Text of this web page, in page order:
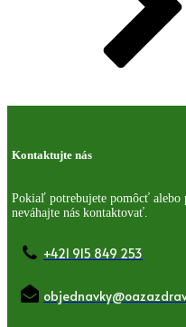
Kontaktujte nás
Pokiaľ potrebujete pomôcť
neváhajte nás kontaktovať.
+421 915 849 253